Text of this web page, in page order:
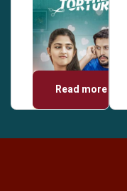
Read more